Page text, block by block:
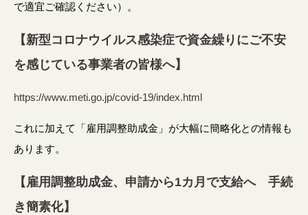
で適宜ご確認ください）。
【新型コロナウイルス感染症で資金繰りにご不安
を感じている事業者の皆様へ】
https://www.meti.go.jp/covid-19/index.html
これに加えて「雇用調整助成金」が大幅に簡略化との情報も
あります。
【雇用調整助成金、申請から1カ月で支給へ 手続
き簡素化】